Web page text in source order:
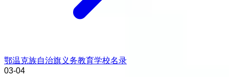
鄂温克族自治旗义务教育学校名录
03-04